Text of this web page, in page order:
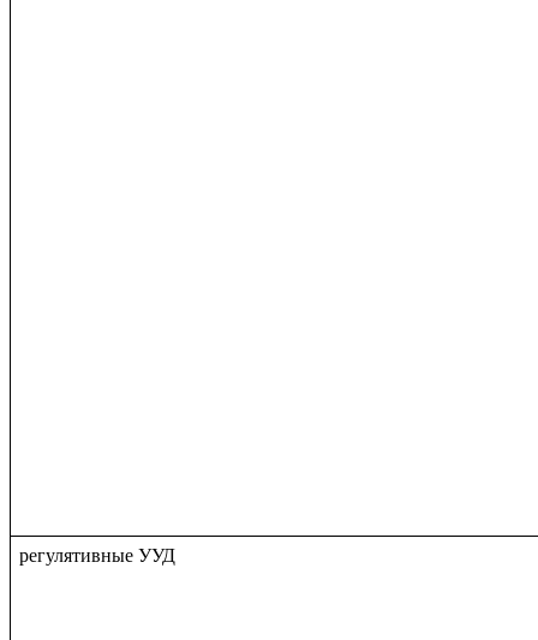
регулятивные УУД